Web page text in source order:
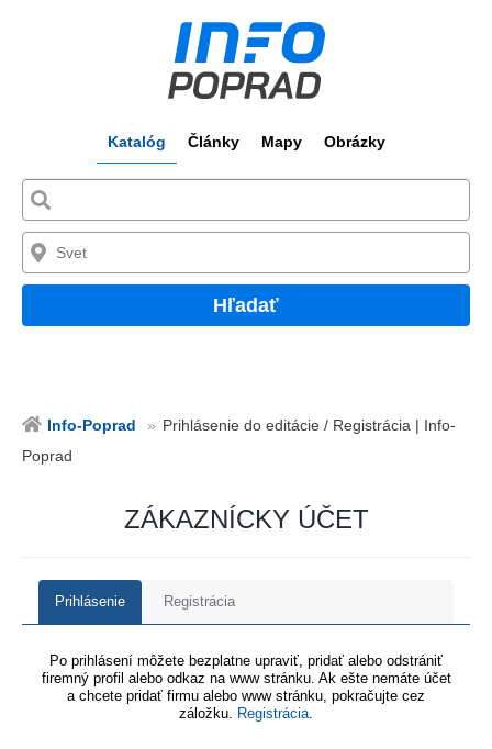
Katalóg Články Mapy Obrázky
Hľadať
Info-Poprad
Prihlásenie do editácie / Registrácia | Info-
Poprad
ZÁKAZNÍCKY ÚČET
Prihlásenie Registrácia
Po prihlásení môžete bezplatne upraviť, pridať alebo odstrániť
firemný profil alebo odkaz na www stránku. Ak ešte nemáte účet
a chcete pridať firmu alebo www stránku, pokračujte cez
záložku. Registrácia.